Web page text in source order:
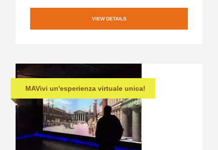
VIEW DETAILS
MAVivi un'esperienza virtuale unica!